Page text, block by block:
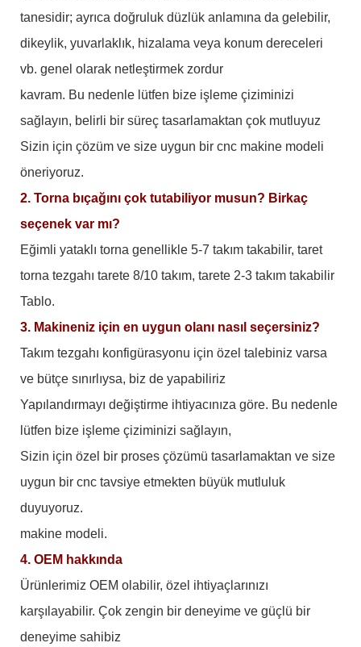
tanesidir; ayrıca doğruluk düzlük anlamına da gelebilir,
dikeylik, yuvarlaklık, hizalama veya konum dereceleri
vb. genel olarak netleştirmek zordur
kavram. Bu nedenle lütfen bize işleme çiziminizi
sağlayın, belirli bir süreç tasarlamaktan çok mutluyuz
Sizin için çözüm ve size uygun bir cnc makine modeli
öneriyoruz.
2. Torna bıçağını çok tutabiliyor musun? Birkaç
seçenek var mı?
Eğimli yataklı torna genellikle 5-7 takım takabilir, taret
torna tezgahı tarete 8/10 takım, tarete 2-3 takım takabilir
Tablo.
3. Makineniz için en uygun olanı nasıl seçersiniz?
Takım tezgahı konfigürasyonu için özel talebiniz varsa
ve bütçe sınırlıysa, biz de yapabiliriz
Yapılandırmayı değiştirme ihtiyacınıza göre. Bu nedenle
lütfen bize işleme çiziminizi sağlayın,
Sizin için özel bir proses çözümü tasarlamaktan ve size
uygun bir cnc tavsiye etmekten büyük mutluluk
duyuyoruz.
makine modeli.
4. OEM hakkında
Ürünlerimiz OEM olabilir, özel ihtiyaçlarınızı
karşılayabilir. Çok zengin bir deneyime ve güçlü bir
deneyime sahibiz